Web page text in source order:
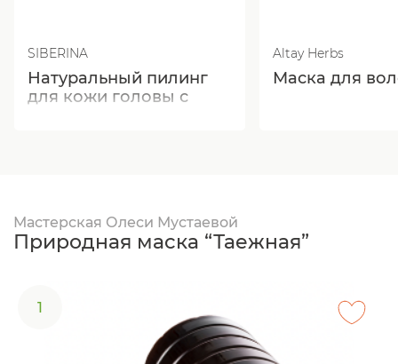
SIBERINA
Натуральный пилинг
для кожи головы с
Altay Herbs
Маска для
Мастерская Олеси Мустаевой
Природная маска “Таежная”
1